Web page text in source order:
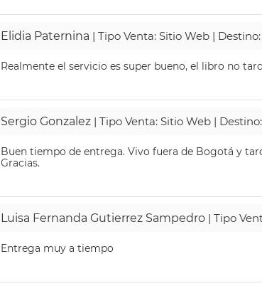
Elidia Paternina | Tipo Venta: Sitio Web |
Realmente el servicio es super bueno, el libro no
Sergio Gonzalez | Tipo Venta: Sitio Web |
Buen tiempo de entrega. Vivo fuera de Bogotá y
Gracias.
Luisa Fernanda Gutierrez Sampedro | Tipo
Entrega muy a tiempo